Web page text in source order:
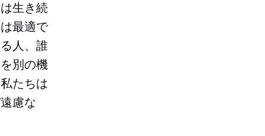
生き続
最適で
人、誰
別の機
たちは
慮な